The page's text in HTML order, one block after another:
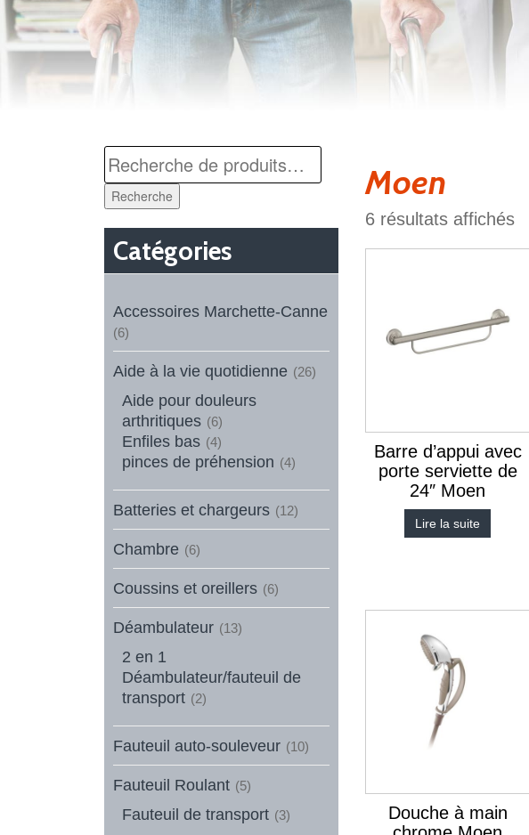
Recherche
Catégories
Accessoires Marchette-Canne
(6)
Aide à la vie quotidienne (26)
Aide pour douleurs
arthritiques (6)
Enfiles bas (4)
pinces de préhension (4)
Batteries et chargeurs (12)
Chambre (6)
Coussins et oreillers (6)
Déambulateur (13)
2 en 1
Déambulateur/fauteuil de
transport (2)
Fauteuil auto-souleveur (10)
Fauteuil Roulant (5)
Fauteuil de transport (3)
Moen
6 résultats affichés
Barre d’appui avec
porte serviette de
24″ Moen
Lire la suite
Douche à main